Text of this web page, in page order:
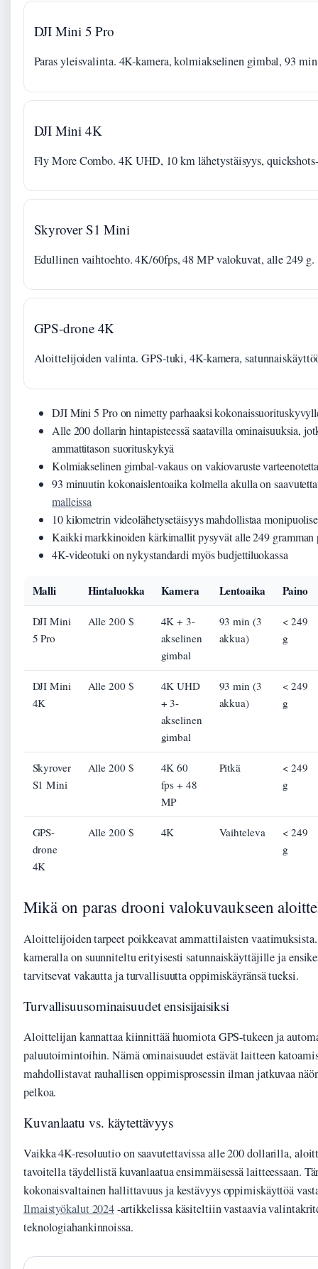
DJI Mini 5 Pro
Paras yleisvalinta. 4K-kamera, kolmiakselinen gimbal, 93
DJI Mini 4K
Fly More Combo. 4K UHD, 10 km lähetystäisyys,
Skyrover S1 Mini
Edullinen vaihtoehto. 4K/60fps, 48 MP valokuvat, alle 249 g.
GPS-drone 4K
Aloittelijoiden valinta. GPS-tuki, 4K-kamera,
DJI Mini 5 Pro on nimetty parhaaksi
Alle 200 dollarin hintapisteessä saatavilla ominaisuuksia,
ammattitason suorituskykyä
Kolmiakselinen gimbal-vakaus on vakiovaruste
93 minuutin kokonaislentoaika kolmella akulla on
malleissa
10 kilometrin videolähetysetäisyys mahdollistaa
Kaikki markkinoiden kärkimallit pysyvät alle 249 gramman
4K-videotuki on nykystandardi myös budjettiluokassa
Malli Hintaluokka Kamera Lentoaika Paino
DJI Mini
5 Pro
Alle 200 $
4K + 3-
akselinen
gimbal
93 min (3
akkua)
< 249
g
DJI Mini
4K
Alle 200 $
4K UHD
+ 3-
akselinen
gimbal
93 min (3
akkua)
< 249
g
Skyrover
S1 Mini
Alle 200 $
4K 60
fps + 48
MP
Pitkä
< 249
g
GPS-
drone
4K
Alle 200 $ 4K Vaihteleva
< 249
g
Mikä on paras drooni valokuvaukseen
Aloittelijoiden tarpeet poikkeavat ammattilaisten
kameralla on suunniteltu erityisesti satunnaiskäyttäjille ja
tarvitsevat vakautta ja turvallisuutta oppimiskäyränsä tueksi.
Turvallisuusominaisuudet ensisijaisiksi
Aloittelijan kannattaa kiinnittää huomiota GPS-tukeen ja
paluutoimintoihin. Nämä ominaisuudet estävät laitteen
mahdollistavat rauhallisen oppimisprosessin ilman jatkuvaa
pelkoa.
Kuvanlaatu vs. käytettävyys
Vaikka 4K-resoluutio on saavutettavissa alle 200 dollarilla,
tavoitella täydellistä kuvanlaatua ensimmäisessä laitteessaan.
kokonaisvaltainen hallittavuus ja kestävyys oppimiskäyttöä
Ilmaistyökalut 2024-artikkelissa käsiteltiin vastaavia
teknologiahankinnoissa.